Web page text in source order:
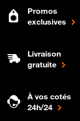
Promos
exclusives
Livraison
gratuite
À vos cotés
24h/24